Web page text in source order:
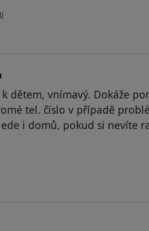
Váš účet byl odstraněn
dětem, vnímavý. Dokáže
tel. číslo v případě
i domů, pokud si nevíte
Váš účet byl odstraněn